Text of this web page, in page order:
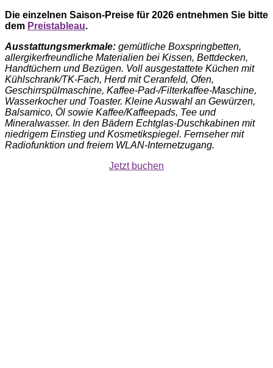
Die einzelnen Saison-Preise für 2026 entnehmen Sie bitte
dem Preistableau.
Ausstattungsmerkmale: gemütliche Boxspringbetten,
allergikerfreundliche Materialien bei Kissen, Bettdecken,
Handtüchern und Bezügen. Voll ausgestattete Küchen mit
Kühlschrank/TK-Fach, Herd mit Ceranfeld, Ofen,
Geschirrspülmaschine, Kaffee-Pad-/Filterkaffee-Maschine,
Wasserkocher und Toaster. Kleine Auswahl an Gewürzen,
Balsamico, Öl sowie Kaffee/Kaffeepads, Tee und
Mineralwasser. In den Bädern Echtglas-Duschkabinen mit
niedrigem Einstieg und Kosmetikspiegel. Fernseher mit
Radiofunktion und freiem WLAN-Internetzugang.
Jetzt buchen